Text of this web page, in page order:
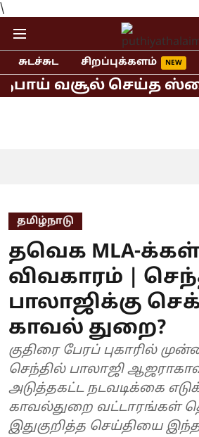
\
சுடச்சுட சிறப்புக்களம்
வசூல் செய்த
தமிழ்நாடு
தவெக MLA-
விவகாரம் |
பாலாஜிக்கு
காவல் துறை?
குதிரை பேரப் புகாரில்
செந்தில் பாலாஜி
அடுத்தகட்ட நடவடிக்கை
காவல்துறை வட்டாரங்கள்
இதுகுறித்த செய்தியை